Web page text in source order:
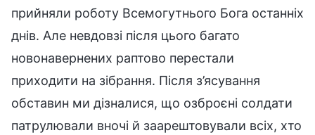
прийняли роботу Всемогутнього Бога останніх
днів. Але невдовзі після цього багато
новонавернених раптово перестали
приходити на зібрання. Після з’ясування
обставин ми дізналися, що озброєні солдати
патрулювали вночі й заарештовували всіх, хто